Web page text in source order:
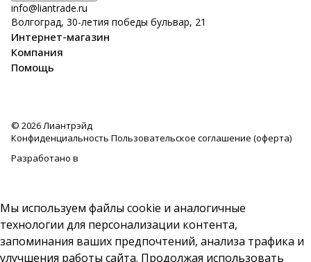
info@liantrade.ru
Волгоград, 30-летия победы бульвар, 21
Интернет-магазин
Компания
Помощь
© 2026 Лиантрэйд
Конфиденциальность Пользовательское соглашение (оферта)
Разработано в
Мы используем файлы cookie и аналогичные
технологии для персонализации контента,
запоминания ваших предпочтений, анализа трафика и
улучшения работы сайта. Продолжая использовать